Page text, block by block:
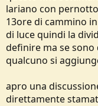
lariano con
13ore di cammino
di luce quindi la
definire ma se sono
qualcuno si
apro una
direttamente